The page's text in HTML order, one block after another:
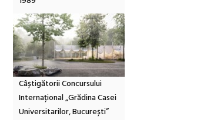
Câștigătorii Concursului
Internațional „Grădina Casei
Universitarilor, București”